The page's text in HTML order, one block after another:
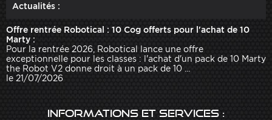
Actualités :
Offre rentrée Robotical : 10 Cog offerts pour l'achat de 10
Marty :
Pour la rentrée 2026, Robotical lance une offre
exceptionnelle pour les classes : l'achat d'un pack de 10 Marty
the Robot V2 donne droit à un pack de 10 ...
le 21/07/2026
Informations et services :